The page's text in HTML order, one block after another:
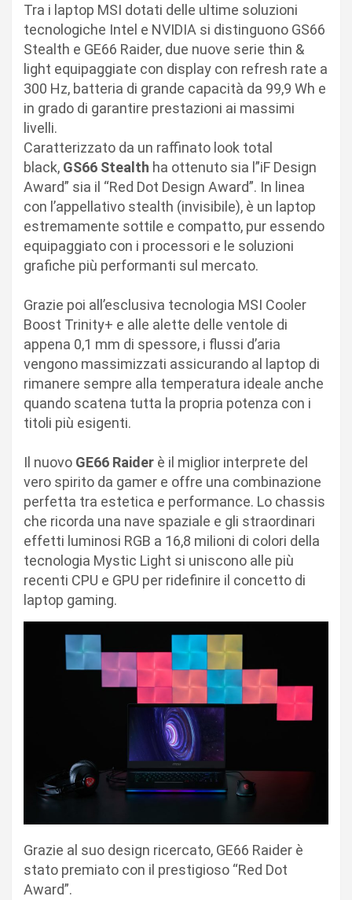
Tra i laptop MSI dotati delle ultime soluzioni
tecnologiche Intel e NVIDIA si distinguono GS66
Stealth e GE66 Raider, due nuove serie thin &
light equipaggiate con display con refresh rate a
300 Hz, batteria di grande capacità da 99,9 Wh e
in grado di garantire prestazioni ai massimi
livelli.
Caratterizzato da un raffinato look total
black, GS66 Stealth ha ottenuto sia l”iF Design
Award” sia il “Red Dot Design Award”. In linea
con l’appellativo stealth (invisibile), è un laptop
estremamente sottile e compatto, pur essendo
equipaggiato con i processori e le soluzioni
grafiche più performanti sul mercato.
Grazie poi all’esclusiva tecnologia MSI Cooler
Boost Trinity+ e alle alette delle ventole di
appena 0,1 mm di spessore, i flussi d’aria
vengono massimizzati assicurando al laptop di
rimanere sempre alla temperatura ideale anche
quando scatena tutta la propria potenza con i
titoli più esigenti.
Il nuovo GE66 Raider è il miglior interprete del
vero spirito da gamer e offre una combinazione
perfetta tra estetica e performance. Lo chassis
che ricorda una nave spaziale e gli straordinari
effetti luminosi RGB a 16,8 milioni di colori della
tecnologia Mystic Light si uniscono alle più
recenti CPU e GPU per ridefinire il concetto di
laptop gaming.
Grazie al suo design ricercato, GE66 Raider è
stato premiato con il prestigioso “Red Dot
Award”.